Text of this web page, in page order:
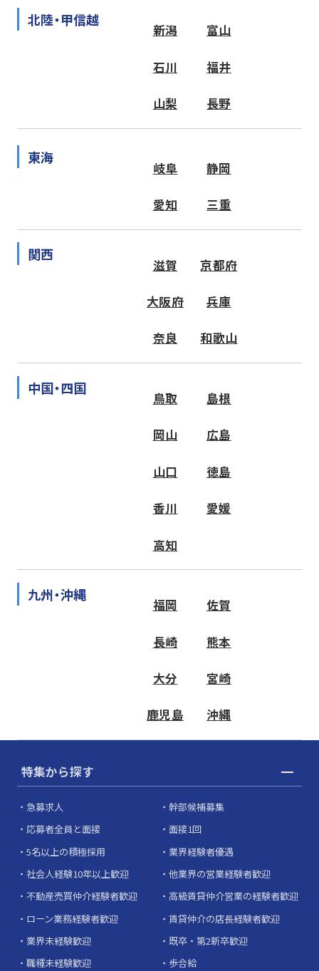
北陸・甲信越
新潟 富山
石川 福井
山梨 長野
東海
岐阜 静岡
愛知 三重
関西
滋賀 京都府
大阪府 兵庫
奈良 和歌山
中国・四国
鳥取 島根
岡山 広島
山口 徳島
香川 愛媛
高知
九州・沖縄
福岡 佐賀
長崎 熊本
大分 宮崎
鹿児島 沖縄
特集から探す
急募求人
幹部候補募集
応募者全員と面接
面接1回
5名以上の積極採用
業界経験者優遇
社会人経験10年以上歓迎
他業界の営業経験者歓迎
不動産売買仲介経験者歓迎
高級賃貸仲介営業の経験者歓迎
ローン業務経験者歓迎
賃貸仲介の店長経験者歓迎
業界未経験歓迎
既卒・第2新卒歓迎
職種未経験歓迎
歩合給